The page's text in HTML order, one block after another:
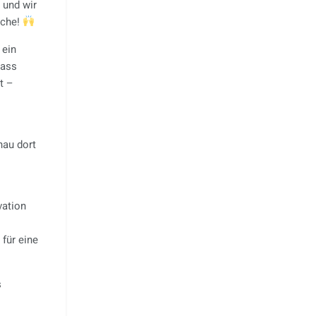
wir
–
dort
eine